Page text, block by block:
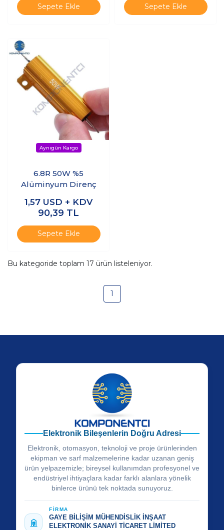
Sepete Ekle Sepete Ekle
6.8R 50W %5
Alüminyum Direnç
1,57 USD + KDV
90,39 TL
Sepete Ekle
Bu kategoride toplam 17 ürün listeleniyor.
1
Elektronik Bileşenlerin Doğru Adresi
Elektronik, otomasyon, teknoloji ve proje ürünlerinden
ekipman ve sarf malzemelerine kadar uzanan geniş
ürün yelpazemizle; bireysel kullanımdan profesyonel ve
endüstriyel ihtiyaçlara kadar farklı alanlara yönelik
binlerce ürünü tek noktada sunuyoruz.
FİRMA
GAYE BİLİŞİM MÜHENDİSLİK İNŞAAT
ELEKTRONİK SANAYİ TİCARET LİMİTED